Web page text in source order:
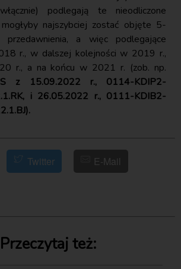
podlegają te nieodliczone
najszybciej zostać objęte 5-
przedawnienia, a więc podlegające
r., w dalszej kolejności w 2019 r.,
r., a na końcu w 2021 r. (zob. np.
z 15.09.2022 r., 0114-KDIP2-
i 26.05.2022 r., 0111-KDIB2-
Twitter E-Mail
Przeczytaj też: